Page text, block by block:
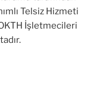
Telsiz Hizmeti
İşletmecileri